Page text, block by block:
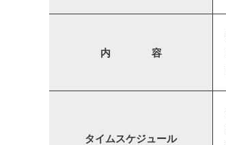
内 容
タイムスケジュール